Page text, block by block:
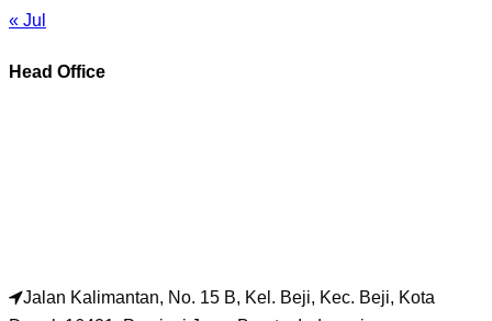
« Jul
Head Office
Jalan Kalimantan, No. 15 B, Kel. Beji, Kec. Beji, Kota